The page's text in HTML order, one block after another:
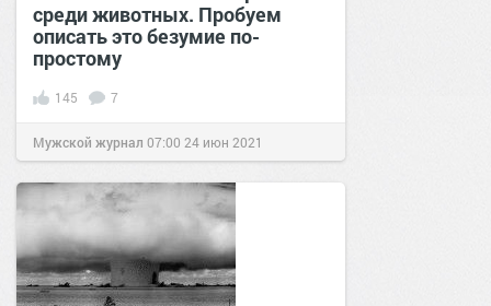
среди животных. Пробуем
описать это безумие по-
простому
145 7
Мужской журнал 07:00 24 июн 2021